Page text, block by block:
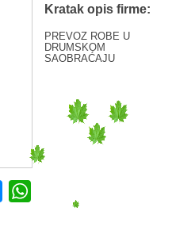
Kratak opis firme:
PREVOZ ROBE U
DRUMSKOM
SAOBRAĆAJU
Messenger